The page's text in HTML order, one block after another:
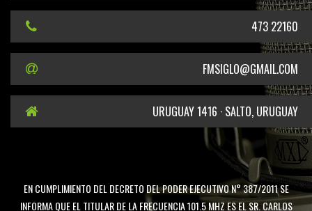
473 22160
FMSIGLO@GMAIL.COM
URUGUAY 1416 · SALTO, URUGUAY
EN CUMPLIMIENTO DEL DECRETO DEL PODER EJECUTIVO N° 387/2011 SE
INFORMA QUE EL TITULAR DE LA FRECUENCIA 101.5 MHZ ES EL SR. CARLOS